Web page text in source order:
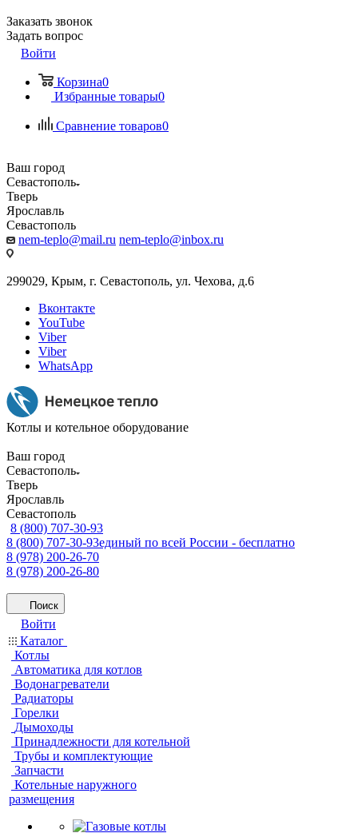
Заказать звонок
Задать вопрос
Войти
Корзина0
Избранные товары0
Сравнение товаров0
Ваш город
Севастополь
Тверь
Ярославль
Севастополь
nem-teplo@mail.ru nem-teplo@inbox.ru
299029, Крым, г. Севастополь, ул. Чехова, д.6
Вконтакте
YouTube
Viber
Viber
WhatsApp
Котлы и котельное оборудование
Ваш город
Севастополь
Тверь
Ярославль
Севастополь
8 (800) 707-30-93
8 (800) 707-30-93единый по всей России - бесплатно
8 (978) 200-26-70
8 (978) 200-26-80
Поиск
Войти
Каталог
Котлы
Автоматика для котлов
Водонагреватели
Радиаторы
Горелки
Дымоходы
Принадлежности для котельной
Трубы и комплектующие
Запчасти
Котельные наружного
размещения